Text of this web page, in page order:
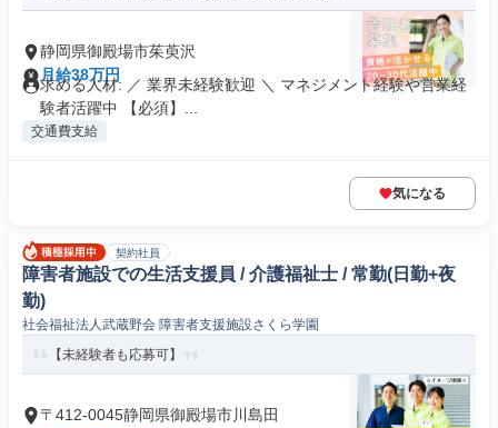
静岡県御殿場市茱萸沢
月給38万円
求める人材: ／ 業界未経験歓迎 ＼ マネジメント経験や営業経
験者活躍中 【必須】...
交通費支給
気になる
契約社員
障害者施設での生活支援員 / 介護福祉士 / 常勤(日勤+夜
勤)
社会福祉法人武蔵野会 障害者支援施設さくら学園
【未経験者も応募可】
〒412-0045静岡県御殿場市川島田